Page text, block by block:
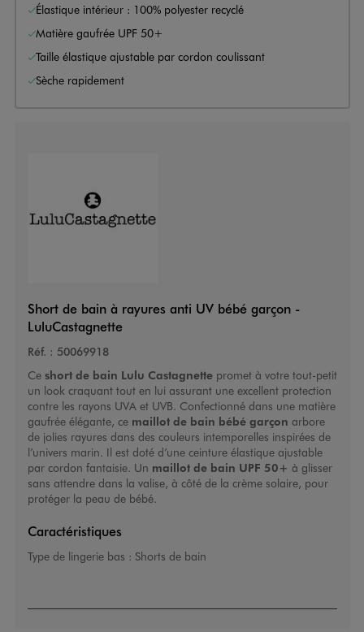
Élastique intérieur : 100% polyester recyclé
Matière gaufrée UPF 50+
Taille élastique ajustable par cordon coulissant
Sèche rapidement
Short de bain à rayures anti UV bébé garçon -
LuluCastagnette
Réf. : 50069918
Ce short de bain Lulu Castagnettepromet à votre tout-petit
un look craquant tout en lui assurant une excellent protection
contre les rayons UVA et UVB. Confectionné dans une matière
gaufrée élégante, ce maillot de bain bébé garçon arbore
de jolies rayures dans des couleurs intemporelles inspirées de
l’univers marin. Il est doté d’une ceinture élastique ajustable
par cordon fantaisie. Un maillot de bain UPF 50+ à glisser
sans attendre dans la valise, à côté de la crème solaire, pour
protéger la peau de bébé.
Caractéristiques
Type de lingerie bas : Shorts de bain